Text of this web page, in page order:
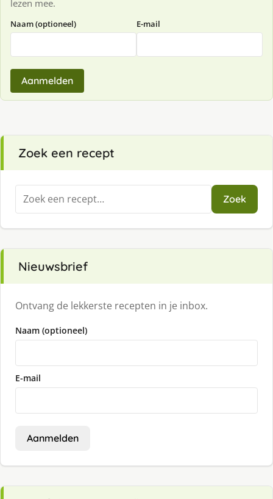
lezen mee.
Naam (optioneel) E-mail
Aanmelden
Zoek een recept
Zoeken
naar:
Zoek
Nieuwsbrief
Ontvang de lekkerste recepten in je inbox.
Naam (optioneel)
E-mail
Aanmelden